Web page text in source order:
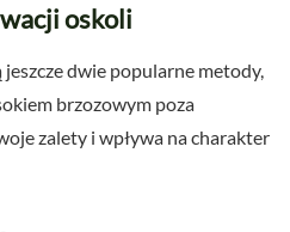
oskoli
dwie popularne metody,
brzozowym poza
zalety i wpływa na charakter